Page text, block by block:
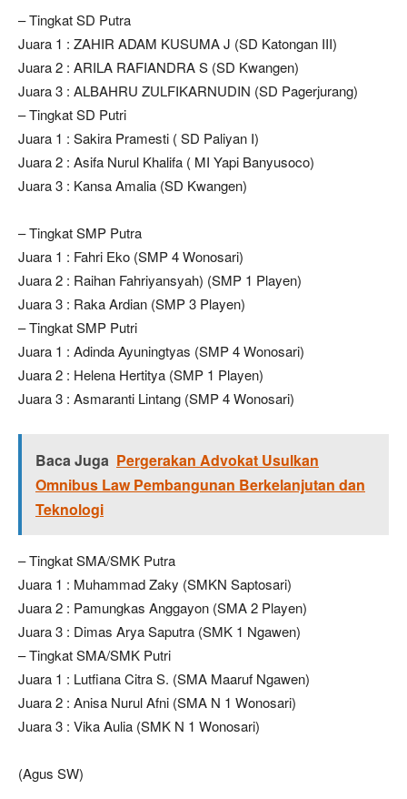
– Tingkat SD Putra
Juara 1 : ZAHIR ADAM KUSUMA J (SD Katongan III)
Juara 2 : ARILA RAFIANDRA S (SD Kwangen)
Juara 3 : ALBAHRU ZULFIKARNUDIN (SD Pagerjurang)
– Tingkat SD Putri
Juara 1 : Sakira Pramesti ( SD Paliyan I)
Juara 2 : Asifa Nurul Khalifa ( MI Yapi Banyusoco)
Juara 3 : Kansa Amalia (SD Kwangen)
– Tingkat SMP Putra
Juara 1 : Fahri Eko (SMP 4 Wonosari)
Juara 2 : Raihan Fahriyansyah) (SMP 1 Playen)
Juara 3 : Raka Ardian (SMP 3 Playen)
– Tingkat SMP Putri
Juara 1 : Adinda Ayuningtyas (SMP 4 Wonosari)
Juara 2 : Helena Hertitya (SMP 1 Playen)
Juara 3 : Asmaranti Lintang (SMP 4 Wonosari)
Baca Juga Pergerakan Advokat Usulkan
Omnibus Law Pembangunan Berkelanjutan dan
Teknologi
– Tingkat SMA/SMK Putra
Juara 1 : Muhammad Zaky (SMKN Saptosari)
Juara 2 : Pamungkas Anggayon (SMA 2 Playen)
Juara 3 : Dimas Arya Saputra (SMK 1 Ngawen)
– Tingkat SMA/SMK Putri
Juara 1 : Lutfiana Citra S. (SMA Maaruf Ngawen)
Juara 2 : Anisa Nurul Afni (SMA N 1 Wonosari)
Juara 3 : Vika Aulia (SMK N 1 Wonosari)
(Agus SW)